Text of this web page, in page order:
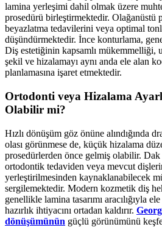
lamina yerleşimi dahil olmak üzere
prosedürü birleştirmektedir. Olağanüstü
beyazlatma tedavilerini veya optimal
düşündürmektedir. İnce konturlama,
Diş estetiğinin kapsamlı mükemmelliği,
şekil ve hizalamayı aynı anda ele alan
planlamasına işaret etmektedir.
Ortodonti veya Hizalama
Olabilir mi?
Hızlı dönüşüm göz önüne alındığında
olası görünmese de, küçük hizalama
prosedürlerden önce gelmiş olabilir. Dak
ortodontik tedaviden veya mevcut
yerleştirilmesinden kaynaklanabilecek
sergilemektedir. Modern kozmetik diş
genellikle lamina tasarımı aracılığıyla
hazırlık ihtiyacını ortadan kaldırır.
dönüşümünün güçlü görünümünü